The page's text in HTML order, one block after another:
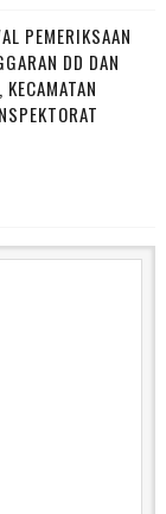
PEMERIKSAAN
DD DAN